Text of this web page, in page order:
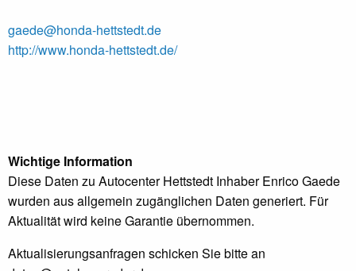
gaede@honda-hettstedt.de
http://www.honda-hettstedt.de/
Wichtige Information
Diese Daten zu Autocenter Hettstedt Inhaber Enrico Gaede
wurden aus allgemein zugänglichen Daten generiert. Für
Aktualität wird keine Garantie übernommen.
Aktualisierungsanfragen schicken Sie bitte an